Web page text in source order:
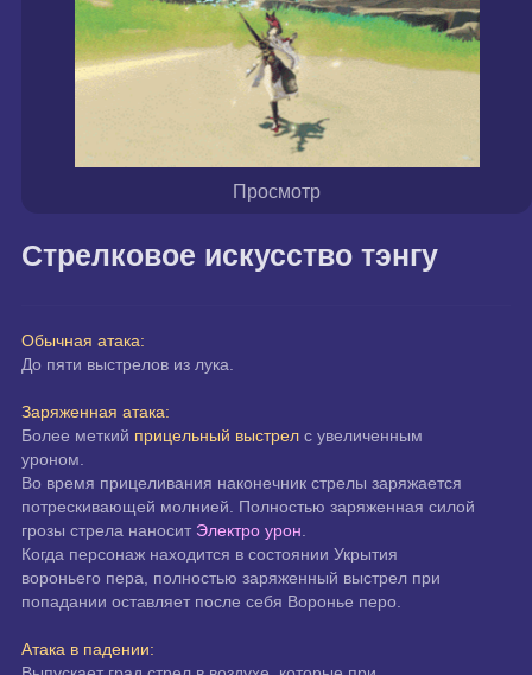
Просмотр
Стрелковое искусство тэнгу
Обычная атака:
До пяти выстрелов из лука.
Заряженная атака:
Более меткий прицельный выстрел с увеличенным
уроном.
Во время прицеливания наконечник стрелы заряжается
потрескивающей молнией. Полностью заряженная силой
грозы стрела наносит Электро урон
Когда персонаж находится в состоянии Укрытия
вороньего пера, полностью заряженный выстрел при
попадании оставляет после себя Воронье перо.
Атака в падении: